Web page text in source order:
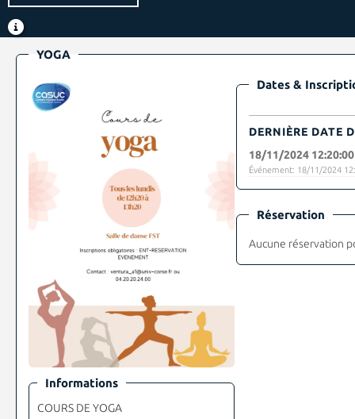
YOGA
Informations
COURS DE YOGA
Dates &
DERNIÈRE DATE
18/11/2024 12:20:00
Événement: 18/11/2024
Réservation
Aucune réservation